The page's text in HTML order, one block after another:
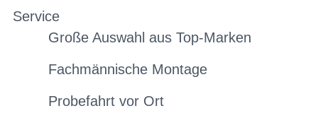
Service
Große Auswahl aus Top-Marken
Fachmännische Montage
Probefahrt vor Ort